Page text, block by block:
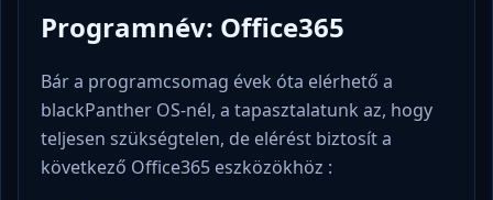
Programnév: Office365
Bár a programcsomag évek óta elérhető a
blackPanther OS-nél, a tapasztalatunk az, hogy
teljesen szükségtelen, de elérést biztosít a
következő Office365 eszközökhöz :